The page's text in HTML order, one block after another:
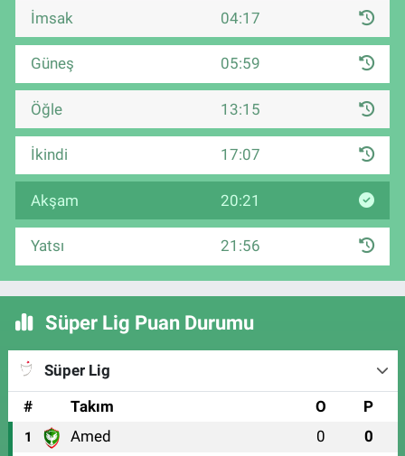
İmsak 04:17
Güneş 05:59
Öğle 13:15
İkindi 17:07
Akşam 20:21
Yatsı 21:56
Süper Lig Puan Durumu
Süper Lig
#
Takım O P
1 Amed 0 0